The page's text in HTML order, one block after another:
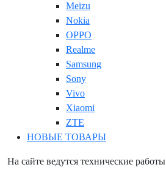
Meizu
Nokia
OPPO
Realme
Samsung
Sony
Vivo
Xiaomi
ZTE
НОВЫЕ ТОВАРЫ
На сайте ведутся технические работы